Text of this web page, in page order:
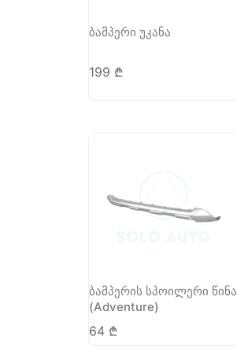
ბამპერი უკანა
199 ₾
ბამპერის სპოილერი წინა
(Adventure)
64 ₾